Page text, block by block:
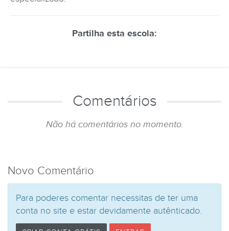
Partilha esta escola:
Comentários
Não há comentários no momento.
Novo Comentário
Para poderes comentar necessitas de ter uma
conta no site e estar devidamente autênticado.